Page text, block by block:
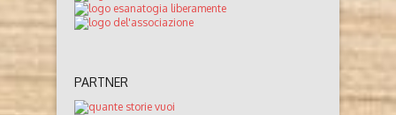
PARTNER